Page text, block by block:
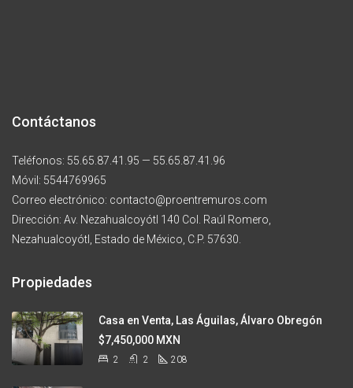
Contáctanos
Teléfonos: 55.65.87.41.95 — 55.65.87.41.96
Móvil: 5544769965
Correo electrónico: contacto@proentremuros.com
Dirección: Av. Nezahualcoyótl 140 Col. Raúl Romero,
Nezahualcoyótl, Estado de México, C.P. 57630.
Propiedades
Casa en Venta, Las Águilas, Álvaro Obregón
$7,450,000 MXN
2 2 208